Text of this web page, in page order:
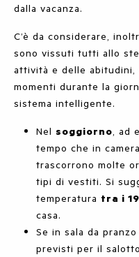
dalla vacanza.
C’è da considerare,
sono vissuti tutti allo
attività e delle
momenti durante la
sistema intelligente.
Nel soggiorno , ad
tempo che in
trascorrono molte
tipi di vestiti. Si
temperatura tra i
casa.
Se in sala da
previsti per il